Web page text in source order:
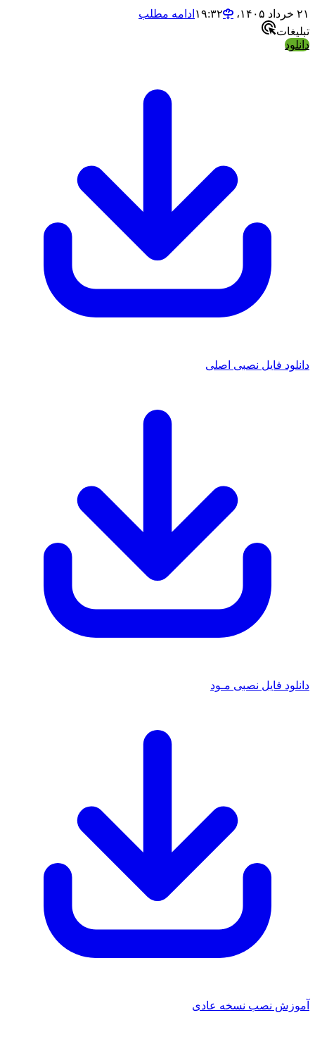
ادامه مطلب
فایل نصبی اصلی
فایل نصبی مـود
نصب نسخه عادی